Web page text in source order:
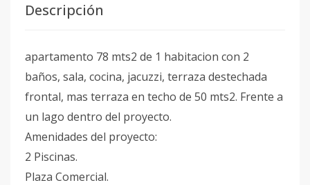
Descripción
apartamento 78 mts2 de 1 habitacion con 2
baños, sala, cocina, jacuzzi, terraza destechada
frontal, mas terraza en techo de 50 mts2. Frente a
un lago dentro del proyecto.
Amenidades del proyecto:
2 Piscinas.
Plaza Comercial.